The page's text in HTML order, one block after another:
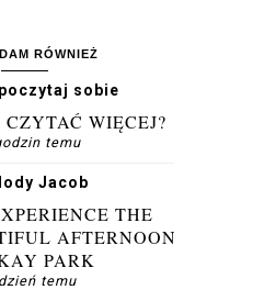
RÓWNIEŻ
sobie
WIĘCEJ?
temu
Jacob
THE
AFTERNOON
PARK
temu